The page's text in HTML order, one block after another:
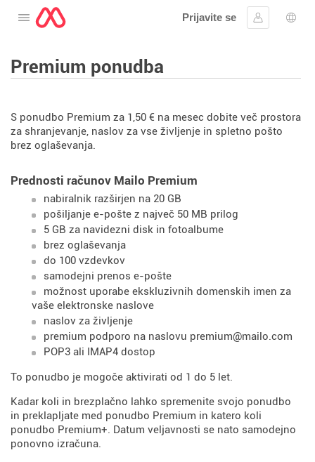
Odprite meni
Prijavite se
Vpis
Premium ponudba
S ponudbo Premium za 1,50 € na mesec dobite več prostora
za shranjevanje, naslov za vse življenje in spletno pošto
brez oglaševanja.
Prednosti računov Mailo Premium
nabiralnik razširjen na 20 GB
pošiljanje e-pošte z največ 50 MB prilog
5 GB za navidezni disk in fotoalbume
brez oglaševanja
do 100 vzdevkov
samodejni prenos e-pošte
možnost uporabe ekskluzivnih domenskih imen za
vaše elektronske naslove
naslov za življenje
premium podporo na naslovu premium@mailo.com
POP3 ali IMAP4 dostop
To ponudbo je mogoče aktivirati od 1 do 5 let.
Kadar koli in brezplačno lahko spremenite svojo ponudbo
in preklapljate med ponudbo Premium in katero koli
ponudbo Premium+. Datum veljavnosti se nato samodejno
ponovno izračuna.